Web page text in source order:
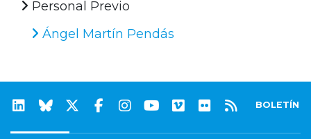
Personal Previo
Ángel Martín Pendás
BOLETÍN